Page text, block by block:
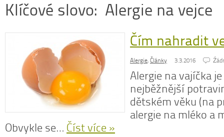
Klíčové slovo: Alergie na vejce
Čím nahradit
Alergie, Články 3.3.2016
Alergie na vajíčka
nejběžnější
dětském věku (na
alergie na mléko a
Obvykle se… Číst více »